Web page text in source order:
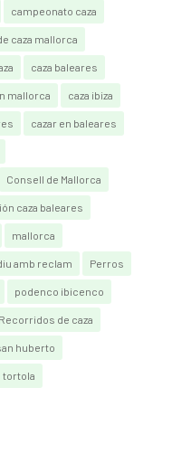
campeonato caza
caza mallorca
caza baleares
mallorca caza ibiza
cazar en baleares
Consell de Mallorca
caza baleares
mallorca
amb reclam Perros
podenco ibicenco
Recorridos de caza
huberto
tortola